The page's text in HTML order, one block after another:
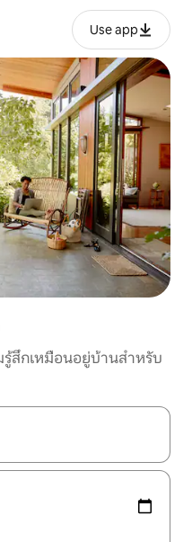
Use app
สึกเหมือนอยู่บ้านสำหรับ
ปัด เพื่อสำรวจผลการค้นหา